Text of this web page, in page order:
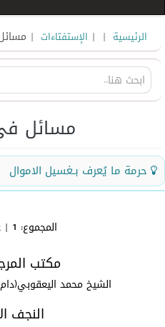
الرئيسية |
| الإستفتاءات |
مسائل
حرمة ما يُعرف بـغسيل الاموال
حرمة ما يُعرف
سماحة المرجع
الشيخ محمد
السلام عليكم ورحمة الله
المجموع: 1
|
مكتب
الشيخ محمد
النجف